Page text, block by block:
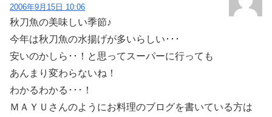
2006年9月15日 10:06
秋刀魚の美味しい季節♪
今年は秋刀魚の水揚げが多いらしい･･･
安いのかしら･･！と思ってスーパーに行っても
あんまり変わらないね！
わかるわかる･･･！
ＭＡＹＵさんのようにお料理のブログを書いている方は